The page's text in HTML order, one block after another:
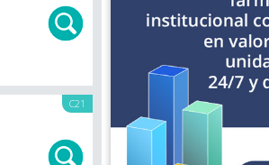
C21